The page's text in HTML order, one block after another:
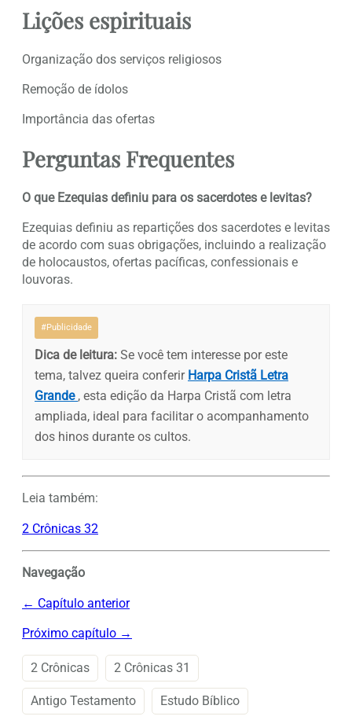
Lições espirituais
Organização dos serviços religiosos
Remoção de ídolos
Importância das ofertas
Perguntas Frequentes
O que Ezequias definiu para os sacerdotes e levitas?
Ezequias definiu as repartições dos sacerdotes e levitas
de acordo com suas obrigações, incluindo a realização
de holocaustos, ofertas pacíficas, confessionais e
louvoras.
#Publicidade
Dica de leitura: Se você tem interesse por este
tema, talvez queira conferir Harpa Cristã Letra
Grande , esta edição da Harpa Cristã com letra
ampliada, ideal para facilitar o acompanhamento
dos hinos durante os cultos.
Leia também:
2 Crônicas 32
Navegação
← Capítulo anterior
Próximo capítulo →
2 Crônicas 2 Crônicas 31
Antigo Testamento Estudo Bíblico